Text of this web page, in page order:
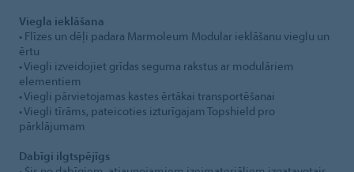
Viegla ieklāšana
• Flīzes un dēļi padara Marmoleum Modular ieklāšanu vieglu un
ērtu
• Viegli izveidojiet grīdas seguma rakstus ar modulāriem
elementiem
• Viegli pārvietojamas kastes ērtākai transportēšanai
• Viegli tīrāms, pateicoties izturīgajam Topshield pro
pārklājumam
Dabīgi ilgtspējīgs